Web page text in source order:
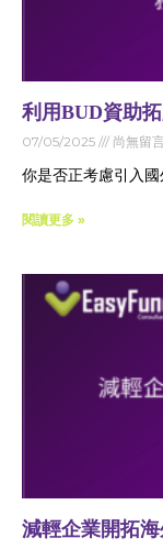
利用BUD資助
07/05/2025 尚無留
你是否正考慮引入
閱讀更多 »
減輕企業開拓